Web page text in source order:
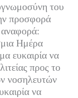
του
προσφορά
αναφορά:
Ημέρα
ευκαιρία να
προς το
νοσηλευτών
να